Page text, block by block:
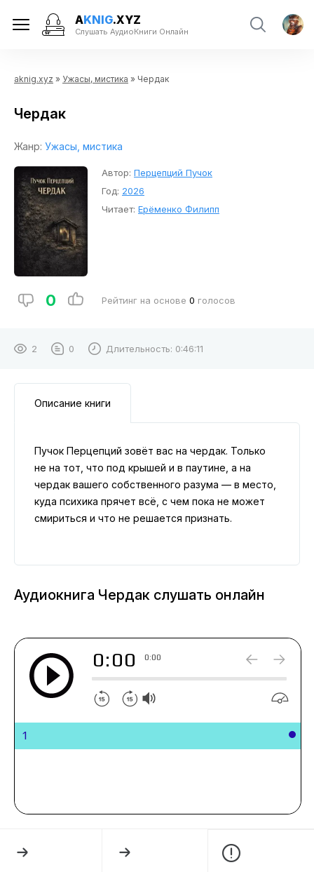
AKNIG.XYZ
Слушать АудиоКниги Онлайн
aknig.xyz » Ужасы, мистика » Чердак
Чердак
Жанр: Ужасы, мистика
Автор: Перцепций Пучок
Год: 2026
Читает: Ерёменко Филипп
0 Рейтинг на основе 0 голосов
2 0 Длительность: 0:46:11
Описание книги
Пучок Перцепций зовёт вас на чердак. Только
не на тот, что под крышей и в паутине, а на
чердак вашего собственного разума — в место,
куда психика прячет всё, с чем пока не может
смириться и что не решается признать.
Аудиокнига Чердак слушать онлайн
0:00 0:00
1